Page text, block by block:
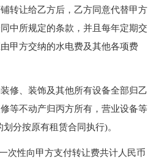
转让给乙方后，乙方同意代替甲方
中所规定的条款，并且每年定期交
甲方交纳的水电费及其他各项费
、装饰及其他所有设备全部归乙
等不动产归丙方所有，营业设备等
分按原有租赁合同执行)。
性向甲方支付转让费共计人民币